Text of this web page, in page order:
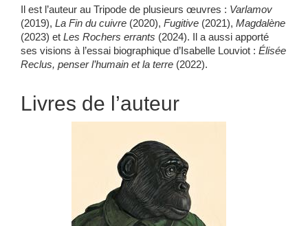
Il est l’auteur au Tripode de plusieurs œuvres : Varlamov
(2019), La Fin du cuivre (2020), Fugitive (2021), Magdalène
(2023) et Les Rochers errants (2024). Il a aussi apporté
ses visions à l’essai biographique d’Isabelle Louviot : Élisée
Reclus, penser l’humain et la terre (2022).
Livres de l’auteur